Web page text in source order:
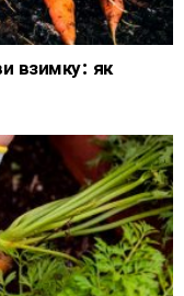
взимку: як